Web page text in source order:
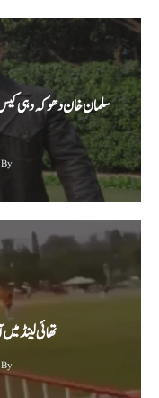
By
تھائی لینڈ
By